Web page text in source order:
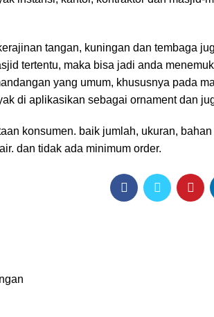
tangan, kuningan dan tembaga
tertentu, maka bisa jadi anda
yang umum, khususnya pada
di aplikasikan sebagai ornament dan
konsumen. baik jumlah, ukuran,
dan tidak ada minimum order.